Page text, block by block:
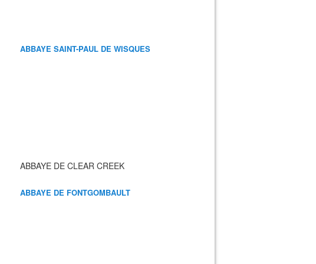
ABBAYE SAINT-PAUL DE WISQUES
ABBAYE DE CLEAR CREEK
ABBAYE DE FONTGOMBAULT